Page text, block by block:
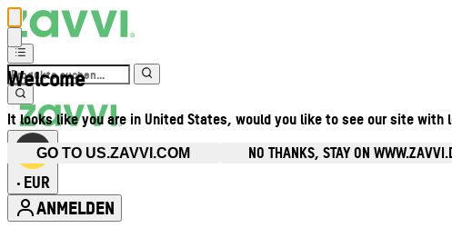
Welcome
It looks like you are in United States, would you like to see our site with
GO TO US.ZAVVI.COM NO THANKS, STAY ON
• EUR
ANMELDEN